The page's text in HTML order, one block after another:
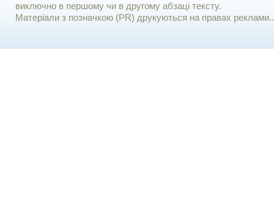
виключно в першому чи в другому абзаці тексту.
Матеріали з позначкою (PR) друкуються на правах реклами..